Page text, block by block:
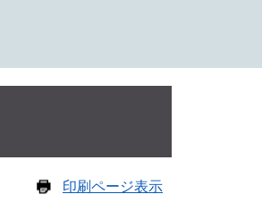
印刷ページ表示